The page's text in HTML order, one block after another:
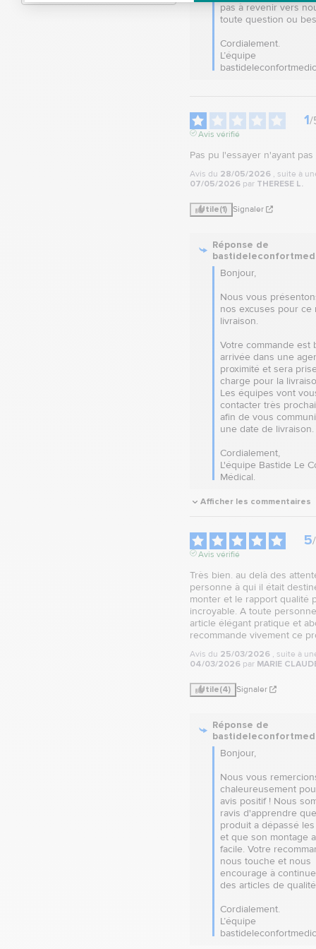
pas à revenir vers
toute question ou
Cordialement.
L’équipe
1/
Avis vérifié
Pas pu l'essayer n'ayant
Avis du 28/05/2026 , suite à
07/05/2026 par THERESE L.
Utile(1) Signaler
Réponse de
Bonjour,
Nous vous
nos excuses pour ce
livraison.
Votre commande est
arrivée dans une
proximité et sera
charge pour la
Les équipes vont
contacter très
afin de vous
une date de livraison.
Cordialement,
L'équipe Bastide Le
Médical.
Afficher les commentaires
5/
Avis vérifié
Très bien. au delà des
personne à qui il était
monter et le rapport qualité
incroyable. A toute
article élégant pratique et
recommande vivement ce
Avis du 25/03/2026 , suite à
04/03/2026 par MARIE
Utile(4) Signaler
Réponse de
Bonjour,
Nous vous
chaleureusement
avis positif ! Nous
ravis d'apprendre
produit a dépassé
et que son montage
facile. Votre
nous touche et nous
encourage à
des articles de
Cordialement.
L’équipe